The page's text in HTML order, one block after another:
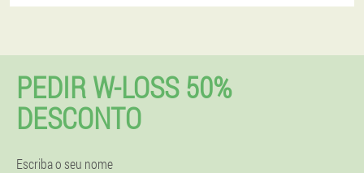
PEDIR W-LOSS 50%
DESCONTO
Escriba o seu nome